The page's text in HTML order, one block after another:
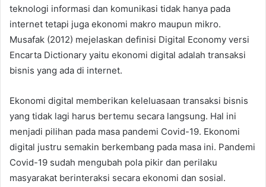
teknologi informasi dan komunikasi tidak hanya pada
internet tetapi juga ekonomi makro maupun mikro.
Musafak (2012) mejelaskan definisi Digital Economy versi
Encarta Dictionary yaitu ekonomi digital adalah transaksi
bisnis yang ada di internet.
Ekonomi digital memberikan keleluasaan transaksi bisnis
yang tidak lagi harus bertemu secara langsung. Hal ini
menjadi pilihan pada masa pandemi Covid-19. Ekonomi
digital justru semakin berkembang pada masa ini. Pandemi
Covid-19 sudah mengubah pola pikir dan perilaku
masyarakat berinteraksi secara ekonomi dan sosial.